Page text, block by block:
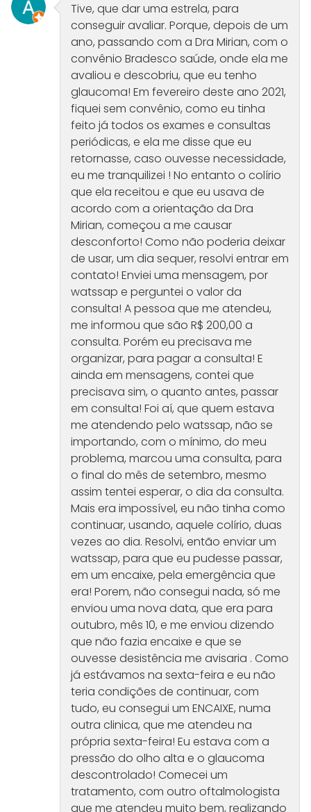
Tive, que dar uma estrela, para
conseguir avaliar. Porque, depois de um
ano, passando com a Dra Mirian, com o
convênio Bradesco saúde, onde ela me
avaliou e descobriu, que eu tenho
glaucoma! Em fevereiro deste ano 2021,
fiquei sem convênio, como eu tinha
feito já todos os exames e consultas
periódicas, e ela me disse que eu
retornasse, caso ouvesse necessidade,
eu me tranquilizei ! No entanto o colírio
que ela receitou e que eu usava de
acordo com a orientação da Dra
Mirian, começou a me causar
desconforto! Como não poderia deixar
de usar, um dia sequer, resolvi entrar em
contato! Enviei uma mensagem, por
watssap e perguntei o valor da
consulta! A pessoa que me atendeu,
me informou que são R$ 200,00 a
consulta. Porém eu precisava me
organizar, para pagar a consulta! E
ainda em mensagens, contei que
precisava sim, o quanto antes, passar
em consulta! Foi aí, que quem estava
me atendendo pelo watssap, não se
importando, com o mínimo, do meu
problema, marcou uma consulta, para
o final do mês de setembro, mesmo
assim tentei esperar, o dia da consulta.
Mais era impossível, eu não tinha como
continuar, usando, aquele colírio, duas
vezes ao dia. Resolvi, então enviar um
watssap, para que eu pudesse passar,
em um encaixe, pela emergência que
era! Porem, não consegui nada, só me
enviou uma nova data, que era para
outubro, mês 10, e me enviou dizendo
que não fazia encaixe e que se
ouvesse desistência me avisaria . Como
já estávamos na sexta-feira e eu não
teria condições de continuar, com
tudo, eu consegui um ENCAIXE, numa
outra clinica, que me atendeu na
própria sexta-feira! Eu estava com a
pressão do olho alta e o glaucoma
descontrolado! Comecei um
tratamento, com outro oftalmologista
que me atendeu muito bem, realizando